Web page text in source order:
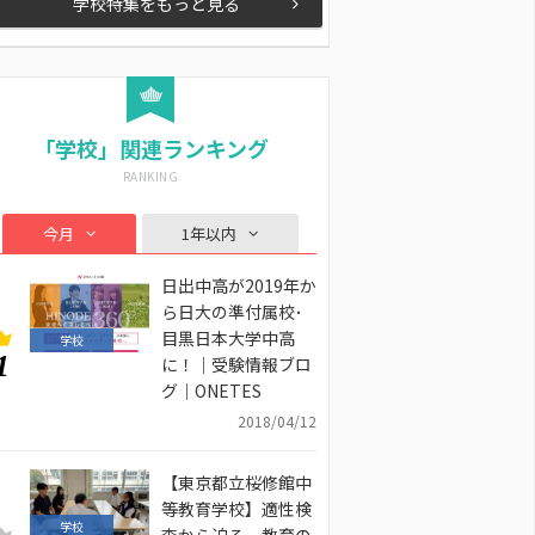
「学校」関連ランキング
今月 1年以内
学校
日出中高が2019年か
ら日大の準付属校･
目黒日本大学中高
に！｜受験情報ブロ
グ｜ONETES
2018/04/12
学校
【東京都立桜修館中
等教育学校】適性検